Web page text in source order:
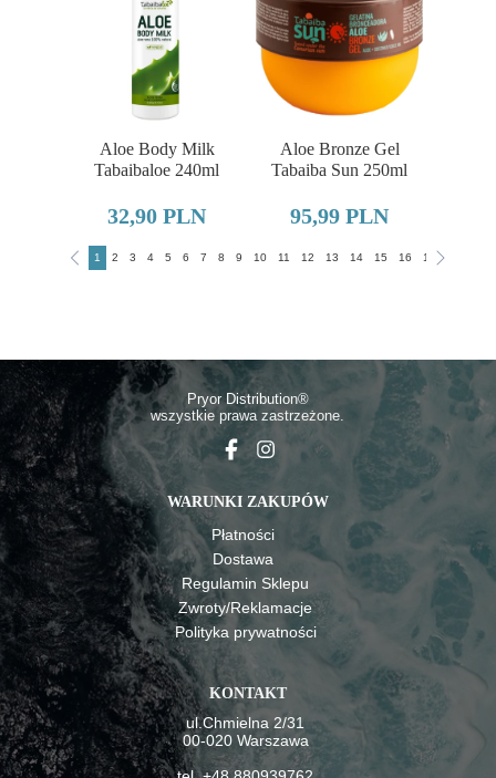
Aloe Body Milk
Tabaibaloe 240ml
32,90 PLN
Aloe Bronze Gel
Tabaiba Sun 250ml
95,99 PLN
1 2 3 4 5 6 7 8 9 10 11 12 13 14 15 16 17
Pryor Distribution®
wszystkie prawa zastrzeżone.
WARUNKI ZAKUPÓW
Płatności
Dostawa
Regulamin Sklepu
Zwroty/Reklamacje
Polityka prywatności
KONTAKT
ul.Chmielna 2/31
00-020 Warszawa